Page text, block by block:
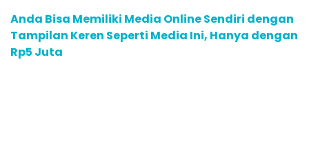
Anda Bisa Memiliki Media Online Sendiri dengan
Tampilan Keren Seperti Media Ini, Hanya dengan
Rp5 Juta